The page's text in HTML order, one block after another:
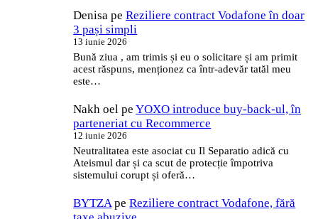
Denisa peReziliere contract Vodafone în doar
3 pași simpli
13 iunie 2026
Bună ziua , am trimis și eu o solicitare și am primit
acest răspuns, menționez ca într-adevăr tatăl meu
este…
Nakh oel peYOXO introduce buy-back-ul, în
parteneriat cu Recommerce
12 iunie 2026
Neutralitatea este asociat cu Il Separatio adică cu
Ateismul dar și ca scut de protecție împotriva
sistemului corupt și oferă…
BYTZApeReziliere contract Vodafone, fără